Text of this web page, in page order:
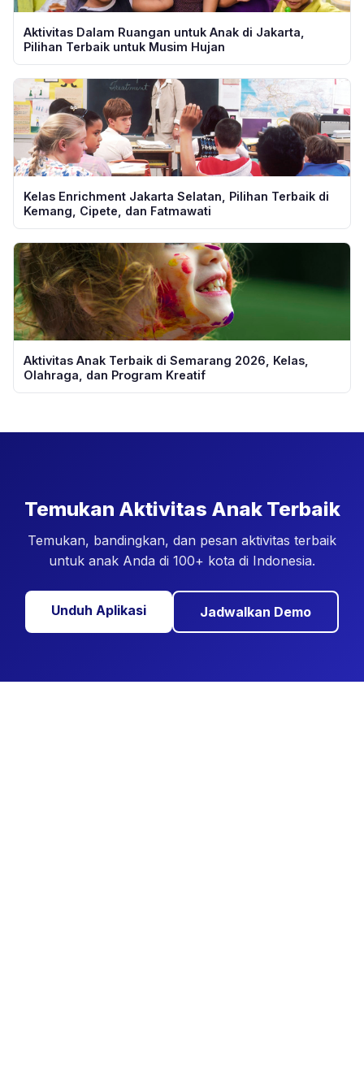
Aktivitas Dalam Ruangan untuk Anak di Jakarta,
Pilihan Terbaik untuk Musim Hujan
Kelas Enrichment Jakarta Selatan, Pilihan Terbaik di
Kemang, Cipete, dan Fatmawati
Aktivitas Anak Terbaik di Semarang 2026, Kelas,
Olahraga, dan Program Kreatif
Temukan Aktivitas Anak Terbaik
Temukan, bandingkan, dan pesan aktivitas terbaik
untuk anak Anda di 100+ kota di Indonesia.
Unduh Aplikasi Jadwalkan Demo